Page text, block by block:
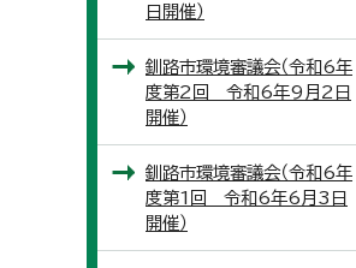
日開催）
釧路市環境審議会（令和6年
度第2回 令和6年9月2日
開催）
釧路市環境審議会（令和6年
度第1回 令和6年6月3日
開催）